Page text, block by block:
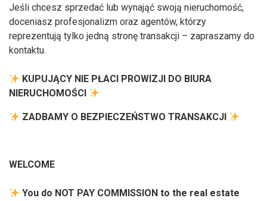
Jeśli chcesz sprzedać lub wynająć swoją nieruchomość,
doceniasz profesjonalizm oraz agentów, którzy
reprezentują tylko jedną stronę transakcji – zapraszamy do
kontaktu.
KUPUJĄCY NIE PŁACI PROWIZJI DO BIURA
NIERUCHOMOŚCI
ZADBAMY O BEZPIECZEŃSTWO TRANSAKCJI
WELCOME
You do NOT PAY COMMISSION to the real estate